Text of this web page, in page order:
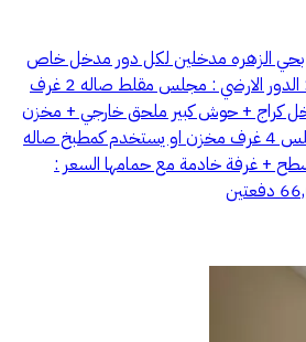
بحي الزهره مدخلين لكل دور مدخل خاص
مساحتها : ٥٠٠ م تتكون من : الدور الارضي : مجلس مقلط صاله 2 غرف
مدخل كراج + حوش كبير ملحق خارجي + مخزن
+ مستودع الدور الأول : مجلس 4 غرف مخزن او يستخدم كمطبخ صاله
: سطح + غرفة خادمة مع حمامها السعر :